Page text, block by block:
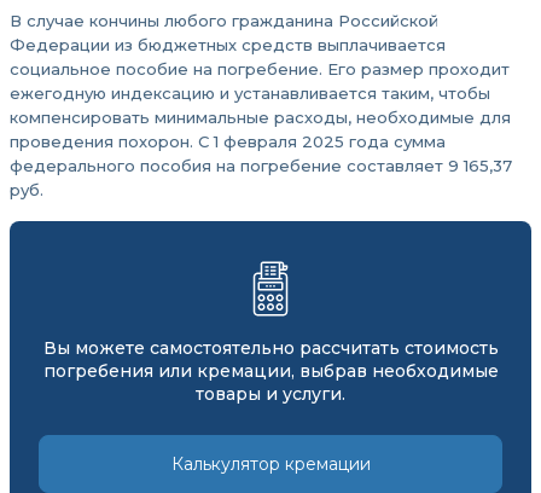
В случае кончины любого гражданина Российской
Федерации из бюджетных средств выплачивается
социальное пособие на погребение. Его размер проходит
ежегодную индексацию и устанавливается таким, чтобы
компенсировать минимальные расходы, необходимые для
проведения похорон. С 1 февраля 2025 года сумма
федерального пособия на погребение составляет 9 165,37
руб.
Вы можете самостоятельно рассчитать стоимость
погребения или кремации, выбрав необходимые
товары и услуги.
Калькулятор кремации